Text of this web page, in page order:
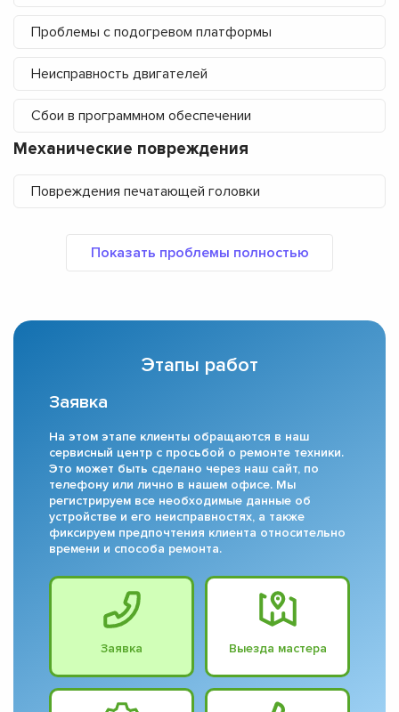
Проблемы с подогревом платформы
Неисправность двигателей
Сбои в программном обеспечении
Механические повреждения
Повреждения печатающей головки
Этапы работ
Заявка
На этом этапе клиенты обращаются в наш
сервисный центр с просьбой о ремонте техники.
Это может быть сделано через наш сайт, по
телефону или лично в нашем офисе. Мы
регистрируем все необходимые данные об
устройстве и его неисправностях, а также
фиксируем предпочтения клиента относительно
времени и способа ремонта.
Заявка Выезда мастера